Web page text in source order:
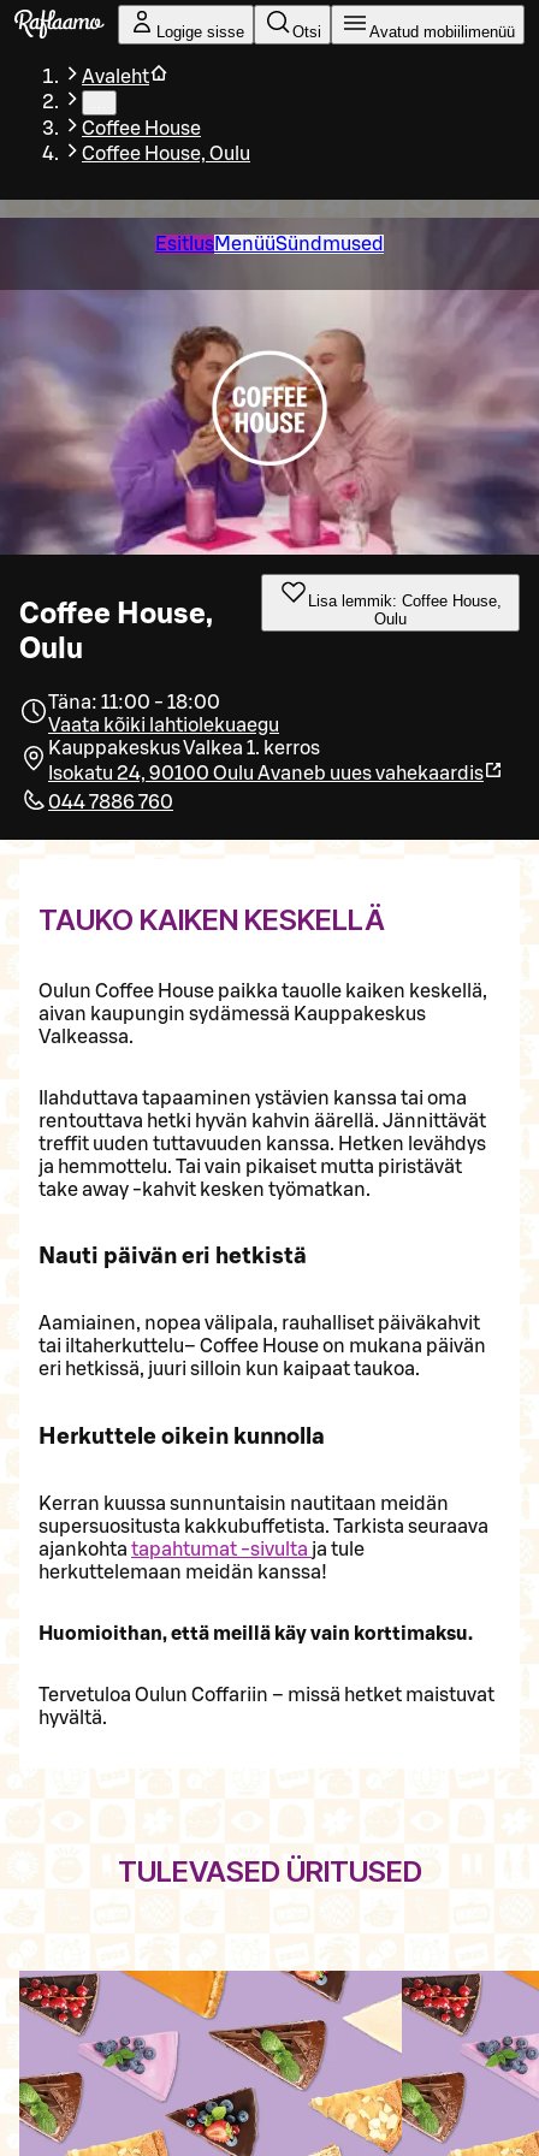
Liigu peamise sisu juurde
Logige sisse Otsi Avatud mobiilimenüü
Avaleht
Coffee House
Coffee House, Oulu
EsitlusMenüüSündmused
Coffee House,
Oulu
Lisa lemmik: Coffee House,
Oulu
Täna: 11:00 - 18:00
Vaata kõiki lahtiolekuaegu
Kauppakeskus Valkea 1. kerros
Isokatu 24, 90100 Oulu Avaneb uues vahekaardis
044 7886 760
TAUKO KAIKEN KESKELLÄ
Oulun Coffee House paikka tauolle kaiken keskellä,
aivan kaupungin sydämessä Kauppakeskus
Valkeassa.
Ilahduttava tapaaminen ystävien kanssa tai oma
rentouttava hetki hyvän kahvin äärellä. Jännittävät
treffit uuden tuttavuuden kanssa. Hetken levähdys
ja hemmottelu. Tai vain pikaiset mutta piristävät
take away -kahvit kesken työmatkan.
Nauti päivän eri hetkistä
Aamiainen, nopea välipala, rauhalliset päiväkahvit
tai iltaherkuttelu– Coffee House on mukana päivän
eri hetkissä, juuri silloin kun kaipaat taukoa.
Herkuttele oikein kunnolla
Kerran kuussa sunnuntaisin nautitaan meidän
supersuositusta kakkubuffetista. Tarkista seuraava
ajankohta tapahtumat -sivulta ja tule
herkuttelemaan meidän kanssa!
Huomioithan, että meillä käy vain korttimaksu.
Tervetuloa Oulun Coffariin – missä hetket maistuvat
hyvältä.
TULEVASED ÜRITUSED